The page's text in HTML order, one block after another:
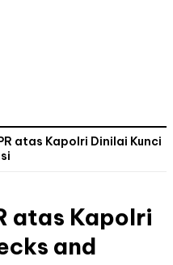
atas Kapolri Dinilai Kunci
atas Kapolri
and